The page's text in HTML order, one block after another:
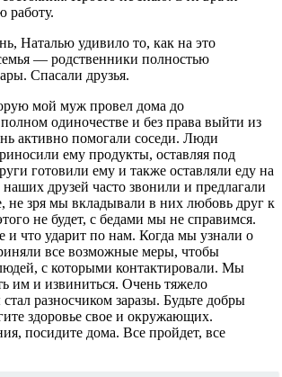
работу.
Наталью удивило то, как на это
— родственники полностью
Спасали друзья.
мой муж провел дома до
одиночестве и без права выйти из
активно помогали соседи. Люди
ему продукты, оставляя под
готовили ему и также оставляли еду на
друзей часто звонили и предлагали
не зря мы вкладывали в них любовь друг к
не будет, с бедами мы не справимся.
и что ударит по нам. Когда мы узнали о
все возможные меры, чтобы
с которыми контактировали. Мы
им и извиниться. Очень тяжело
стал разносчиком заразы. Будьте добры
здоровье свое и окружающих.
посидите дома. Все пройдет, все